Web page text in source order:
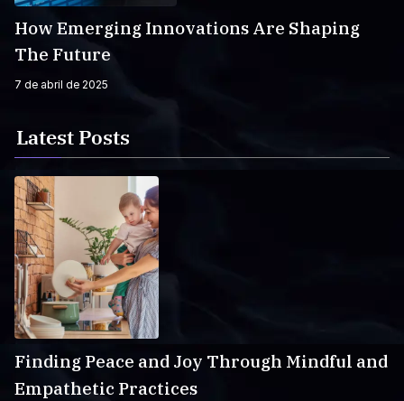
How Emerging Innovations Are Shaping
The Future
7 de abril de 2025
Latest Posts
Finding Peace and Joy Through Mindful and
Empathetic Practices